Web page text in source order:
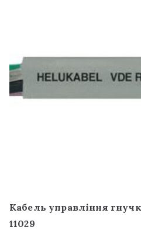
Кабель управління
11029